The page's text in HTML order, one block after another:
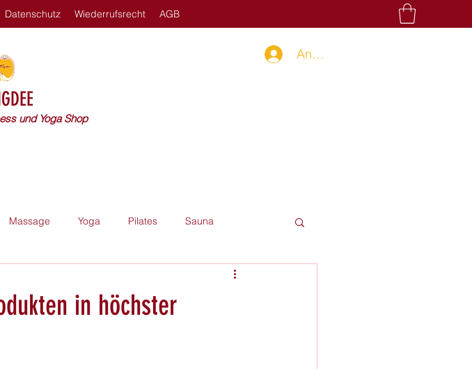
Datenschutz Wiederrufsrecht AGB
und Yoga Shop
Anmelden
Massage Yoga Pilates Sauna
in höchster